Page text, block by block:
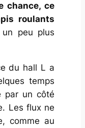
chance, ce
roulants
peu plus
du hall L a
temps
par un côté
Les flux ne
comme au